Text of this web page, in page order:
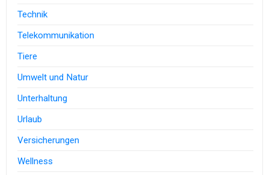
Technik
Telekommunikation
Tiere
Umwelt und Natur
Unterhaltung
Urlaub
Versicherungen
Wellness